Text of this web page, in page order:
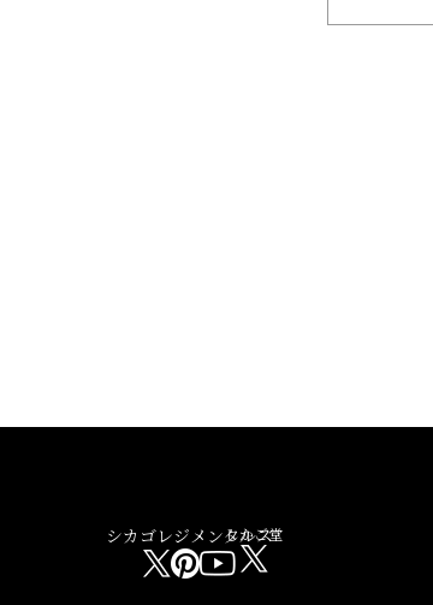
シカゴレジメンタルス
しかご堂